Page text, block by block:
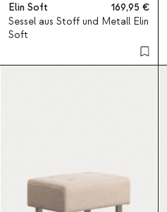
Elin Soft
169,95
Sessel aus Stoff und Metall Elin
Soft